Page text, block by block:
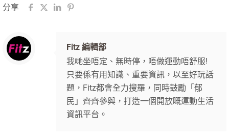
分享
Fitz 編輯部
我哋坐唔定、無時停，唔做運動唔舒服!
只要係有用知識、重要資訊，以至好玩話
題，Fitz都會全力搜羅，同時鼓勵「郁
民」齊齊參與，打造一個開放嘅運動生活
資訊平台。